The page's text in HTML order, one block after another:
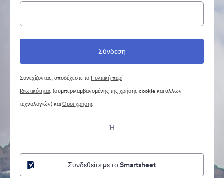
Συνεχίζοντας, αποδέχεστε το Πολιτική περί
Ιδιωτικότητας(συμπεριλαμβανομένης της χρήσης cookie και άλλων
τεχνολογιών) καιΌροι χρήσης
Ή
Συνδεθείτε με το Smartsheet